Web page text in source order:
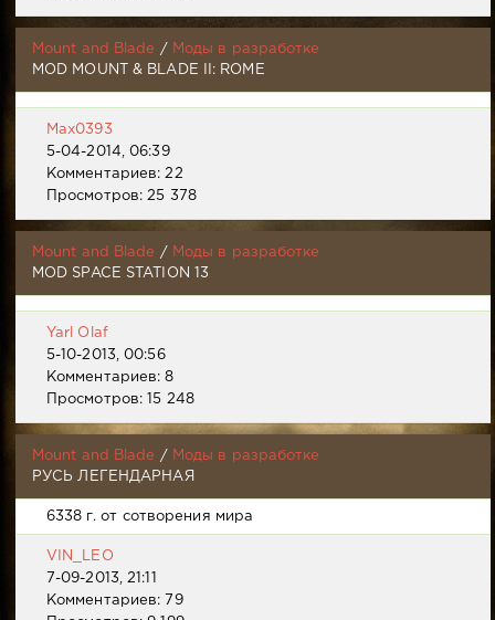
Mount and Blade /
Моды в разработке
MOD MOUNT & BLADE II: ROME
Max0393
5-04-2014, 06:39
Комментариев: 22
Просмотров: 25 378
Mount and Blade /
Моды в разработке
MOD SPACE STATION 13
Yarl Olaf
5-10-2013, 00:56
Комментариев: 8
Просмотров: 15 248
Mount and Blade /
Моды в разработке
РУСЬ ЛЕГЕНДАРНАЯ
6338 г. от сотворения мира
VIN_LEO
7-09-2013, 21:11
Комментариев: 79